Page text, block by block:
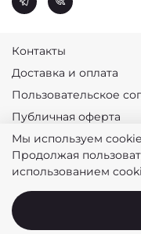
Контакты
Доставка и оплата
Пользовательское
Публичная оферта
Политика
© 2026 Лламас
Мы используем
Продолжая
использованием